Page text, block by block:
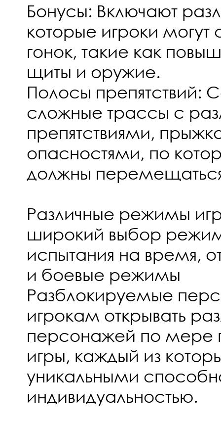
Бонусы: Включают
которые игроки могут
гонок, такие как
щиты и оружие.
Полосы препятствий:
сложные трассы с
препятствиями,
опасностями, по
должны
Различные режимы
широкий выбор
испытания на время,
и боевые режимы
Разблокируемые
игрокам открывать
персонажей по мере
игры, каждый из
уникальными
индивидуальностью.